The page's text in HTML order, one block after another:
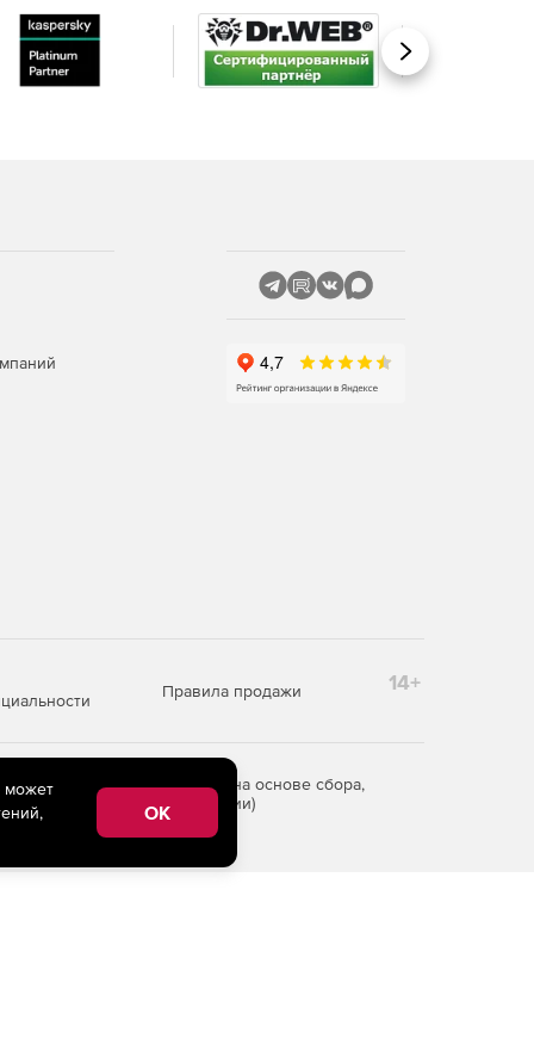
Вперед
Правила продажи 14+
информации на основе сбора,
Российской Федерации)
может
OK